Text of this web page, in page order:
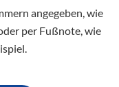
angegeben, wie
per Fußnote, wie